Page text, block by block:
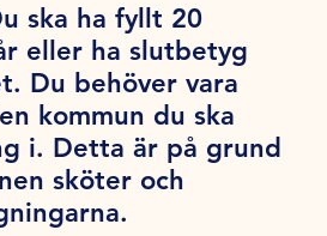
ska ha fyllt 20
eller ha slutbetyg
Du behöver vara
kommun du ska
i. Detta är på grund
sköter och